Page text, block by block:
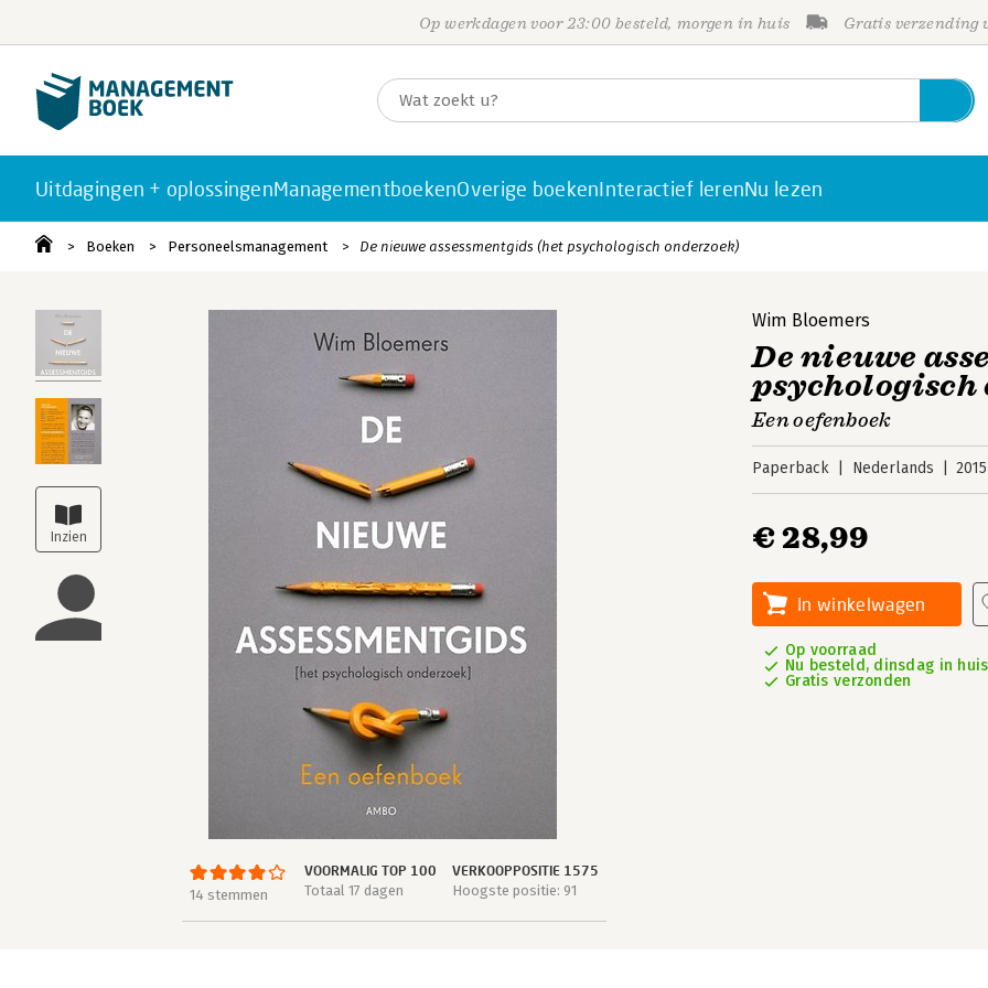
Op werkdagen voor 23:00 besteld, morgen in huis Gratis verzending
Uitdagingen + oplossingenManagementboekenOverige boekenInteractief lerenNu lezen
Boeken Personeelsmanagement De nieuwe assessmentgids (het psychologisch onderzoek)
14 stemmen
VOORMALIG TOP 100
Totaal 17 dagen
VERKOOPPOSITIE 1575
Hoogste positie: 91
Wim Bloemers
De nieuwe
psychologisch
Een oefenboek
Paperback Nederlands 2015
€ 28,99
In winkelwagen
Op voorraad
Nu besteld, dinsdag in huis
Gratis verzonden